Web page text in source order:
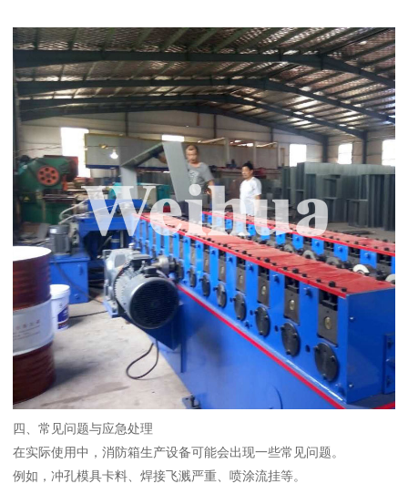
四、常见问题与应急处理
在实际使用中，消防箱生产设备可能会出现一些常见问题。
例如，冲孔模具卡料、焊接飞溅严重、喷涂流挂等。